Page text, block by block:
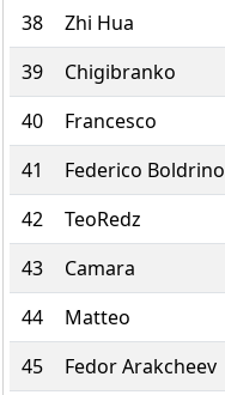
38
Zhi Hua
39
Chigibranko
40
Francesco
41
Federico Boldrino
42
TeoRedz
43
Camara
44
Matteo
45
Fedor Arakcheev